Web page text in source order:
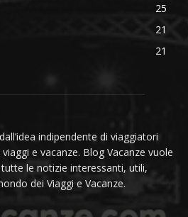
25
21
21
indipendente di viaggiatori
e vacanze. Blog Vacanze vuole
le notizie interessanti, utili,
dei Viaggi e Vacanze.